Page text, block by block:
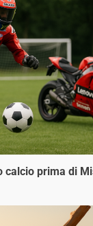
calcio prima di